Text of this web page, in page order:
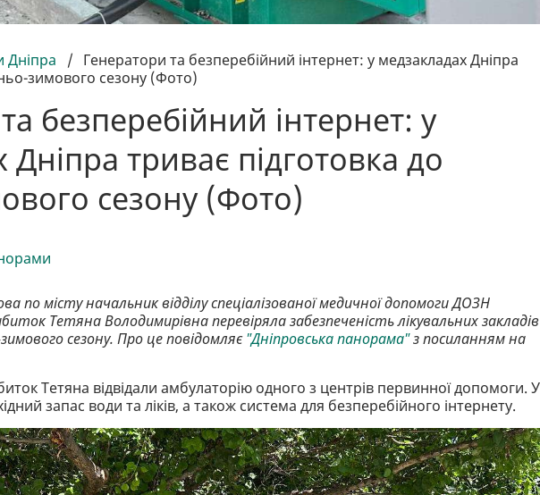
Дніпра / Генератори та безперебійний інтернет: у медзакладах Дніпра
зимового сезону (Фото)
безперебійний інтернет: у
Дніпра триває підготовка до
сезону (Фото)
по місту начальник відділу спеціалізованої медичної допомоги ДОЗН
Тетяна Володимирівна перевіряла забезпеченість лікувальних закладів
сезону. Про це повідомляє"Дніпровська панорама"з посиланням на
Тетяна відвідали амбулаторію одного з центрів первинної допомоги. У
запас води та ліків, а також система для безперебійного інтернету.